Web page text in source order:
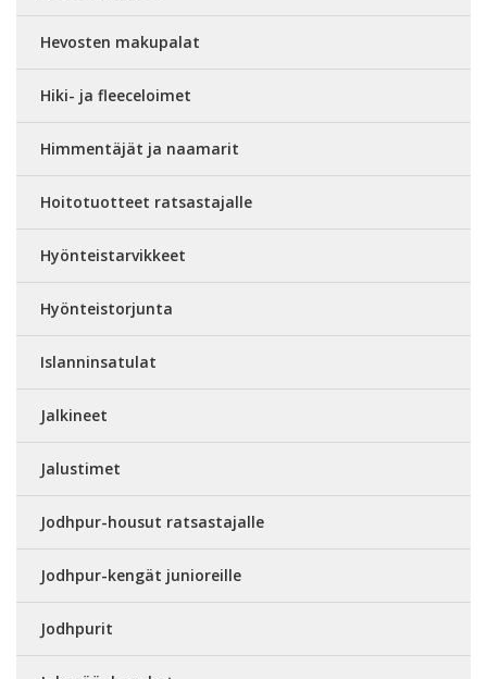
Hevosten makupalat
Hiki- ja fleeceloimet
Himmentäjät ja naamarit
Hoitotuotteet ratsastajalle
Hyönteistarvikkeet
Hyönteistorjunta
Islanninsatulat
Jalkineet
Jalustimet
Jodhpur-housut ratsastajalle
Jodhpur-kengät junioreille
Jodhpurit